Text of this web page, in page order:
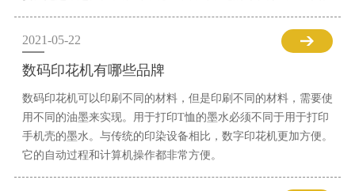
2021-05-22
数码印花机有哪些品牌
数码印花机可以印刷不同的材料，但是印刷不同的材料，需要使
用不同的油墨来实现。用于打印T恤的墨水必须不同于用于打印
手机壳的墨水。与传统的印染设备相比，数字印花机更加方便。
它的自动过程和计算机操作都非常方便。